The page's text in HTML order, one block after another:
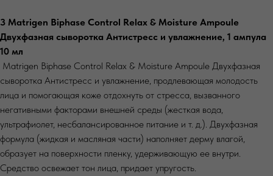
3 Matrigen Biphase Control Relax & Moisture Ampoule
Двухфазная сыворотка Антистресс и увлажнение, 1 ампула
10 мл
Matrigen Biphase Control Relax & Moisture Ampoule Двухфазная
сыворотка Антистресс и увлажнение, продлевающая молодость
лица и помогающая коже отдохнуть от стресса, вызванного
негативными факторами внешней среды (жесткая вода,
ультрафиолет, несбалансированное питание и т. д.). Двухфазная
формула (жидкая и масляная части) наполняет дерму влагой,
образует на поверхности пленку, удерживающую ее внутри.
Средство освежает тон лица, придает упругость.